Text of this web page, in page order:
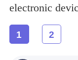
electronic
1 2